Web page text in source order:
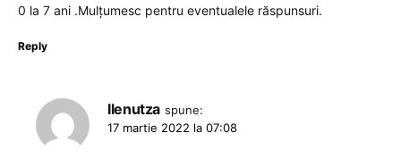
0 la 7 ani .Mulțumesc pentru eventualele răspunsuri.
Reply
Ilenutza spune:
17 martie 2022 la 07:08